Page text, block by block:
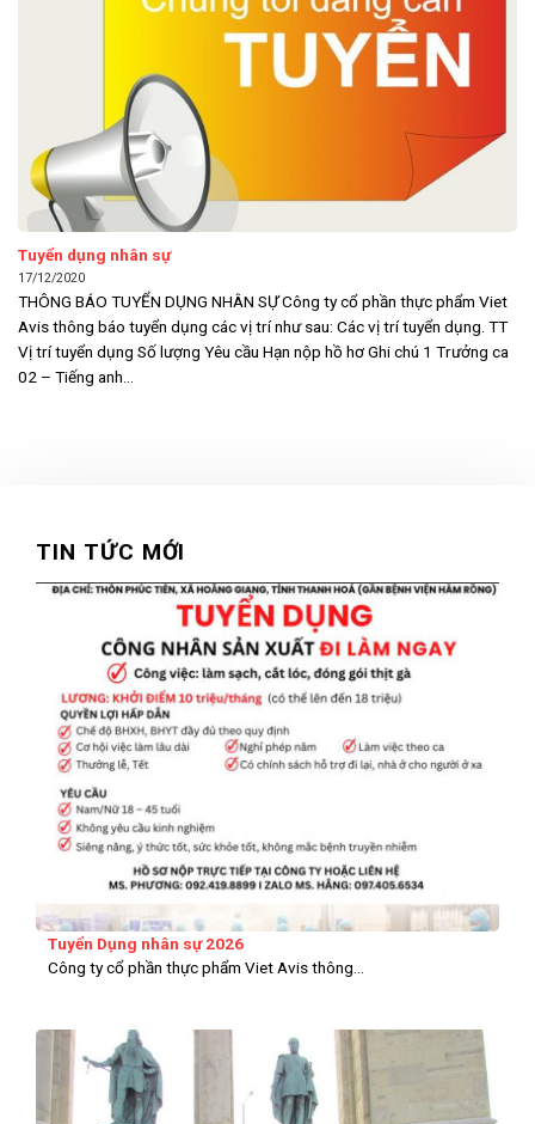
Tuyển dụng nhân sự
17/12/2020
THÔNG BÁO TUYỂN DỤNG NHÂN SỰ Công ty cổ phần thực phẩm Viet
Avis thông báo tuyển dụng các vị trí như sau: Các vị trí tuyển dụng. TT
Vị trí tuyển dụng Số lượng Yêu cầu Hạn nộp hồ hơ Ghi chú 1 Trưởng ca
02 – Tiếng anh...
TIN TỨC MỚI
Tuyển Dụng nhân sự 2026
Công ty cổ phần thực phẩm Viet Avis thông...